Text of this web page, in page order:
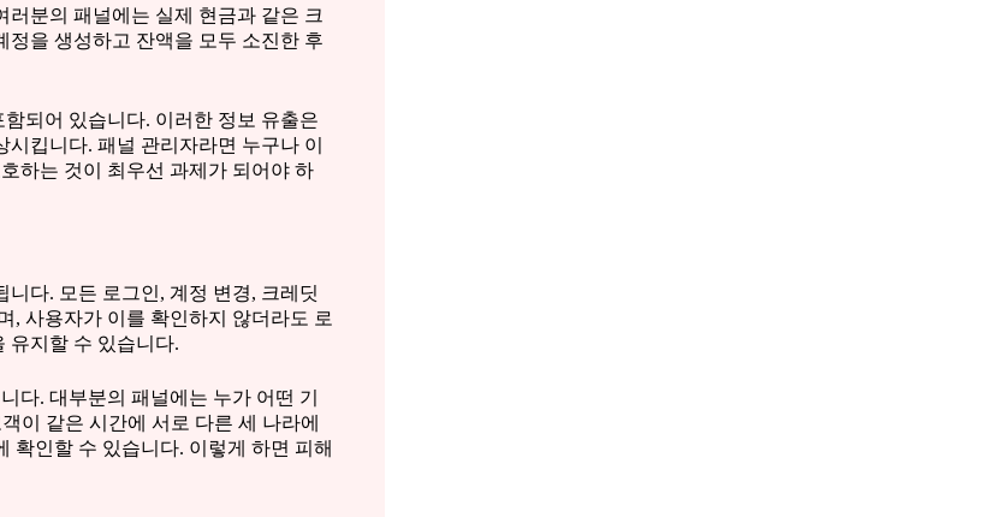
분의 패널에는 실제 현금과 같은 크
을 생성하고 잔액을 모두 소진한 후
되어 있습니다. 이러한 정보 유출은
킵니다. 패널 관리자라면 누구나 이
하는 것이 최우선 과제가 되어야 하
다. 모든 로그인, 계정 변경, 크레딧
, 사용자가 이를 확인하지 않더라도 로
유지할 수 있습니다.
다. 대부분의 패널에는 누가 어떤 기
이 같은 시간에 서로 다른 세 나라에
확인할 수 있습니다. 이렇게 하면 피해